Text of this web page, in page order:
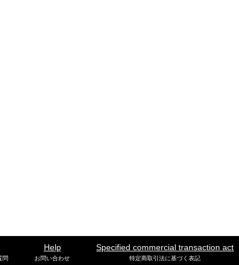
問
Help
お問い合わせ
Specified commercial transaction act
特定商取引法に基づく表記